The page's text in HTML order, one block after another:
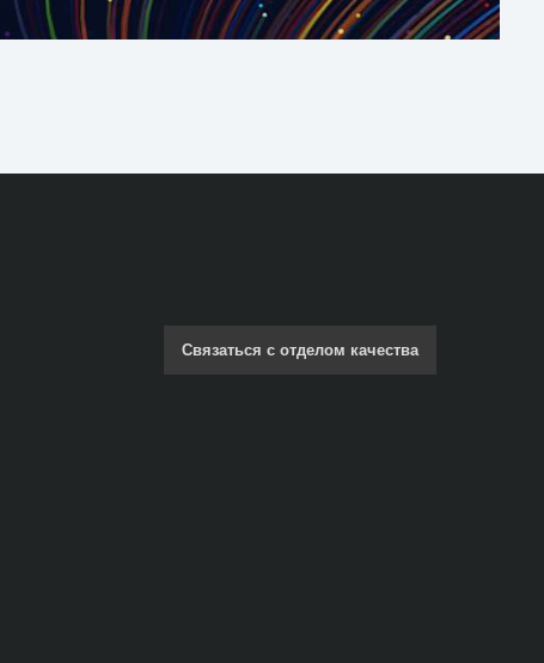
Связаться с отделом качества